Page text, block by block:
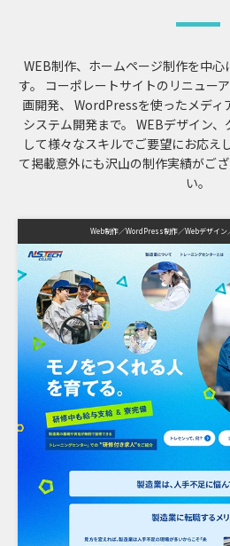
WEB制作、ホームページ制作を中
す。
コーポレートサイトのリニュー
画開発、 WordPressを使ったメディ
システム開発まで。 WEBデザイン
して様々なスキルでご要望にお応えし
て掲載意外にも沢山の制作実績がご
い。
Web制作 WordPress制作 Webデザイン